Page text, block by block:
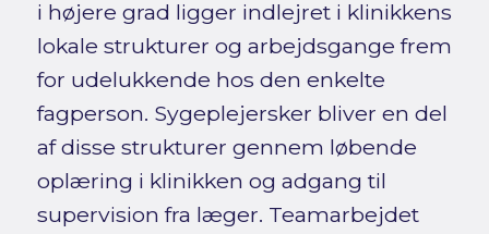
i højere grad ligger indlejret i klinikkens
lokale strukturer og arbejdsgange frem
for udelukkende hos den enkelte
fagperson. Sygeplejersker bliver en del
af disse strukturer gennem løbende
oplæring i klinikken og adgang til
supervision fra læger. Teamarbejdet